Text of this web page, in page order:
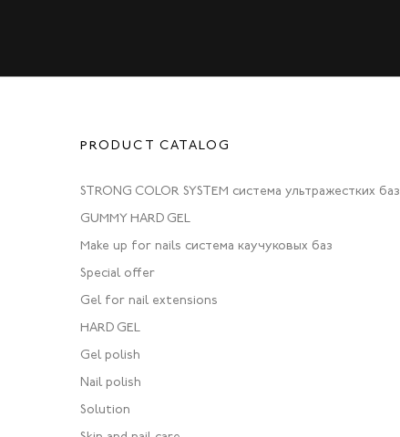
PRODUCT CATALOG
STRONG COLOR SYSTEM система ультражестких баз
GUMMY HARD GEL
Make up for nails система каучуковых баз
Special offer
Gel for nail extensions
HARD GEL
Gel polish
Nail polish
Solution